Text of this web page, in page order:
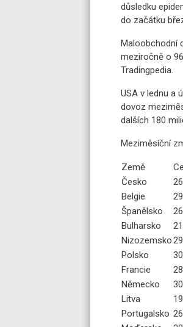
důsledku
do začátku
Maloobchodní
meziročně o
Tradingpedia.
USA v lednu a
dovoz
dalších 180
Meziměsíční
Země
Česko
Belgie
Španělsko
Bulharsko
Nizozemsko
Polsko
Francie
Německo
Litva
Portugalsko